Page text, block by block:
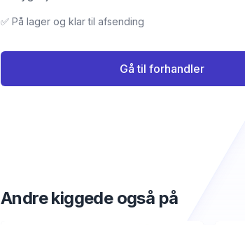
✅ På lager og klar til afsending
Gå til forhandler
Andre kiggede også på